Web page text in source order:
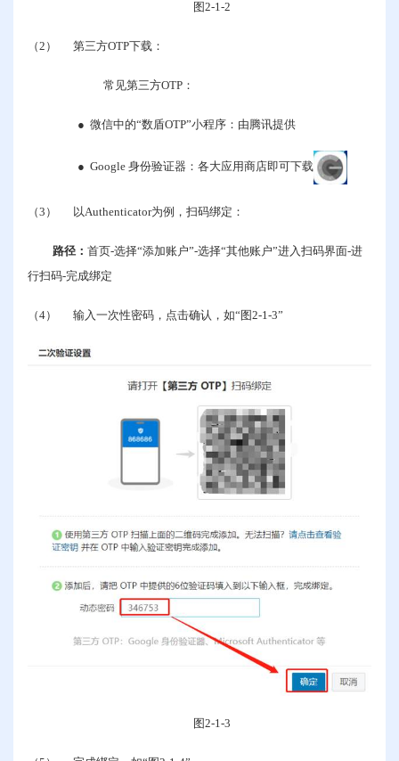
图2-1-2
（2） 第三方OTP 下载：
常见第三方OTP：
● 微信中的“数盾OTP”小程序：由腾讯提供
● Google 身份验证器：各大应用商店即可下载
（3） 以Authenticator为例，扫码绑定：
路径： 首页-选择“添加账户”-选择“其他账户”进入扫码界面-进
行扫码-完成绑定
（4） 输入一次性密码，点击确认，如“图 2-1-3”
图2-1-3